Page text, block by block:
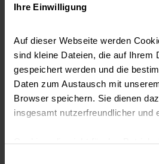
Ihre Einwilligung
Auf dieser Webseite werden
sind kleine Dateien, die auf Ihrem
gespeichert werden und die
Daten zum Austausch mit
Browser speichern. Sie dienen
insgesamt nutzerfreundlicher und
heißt das für Betroffene?
Jetzt lesen